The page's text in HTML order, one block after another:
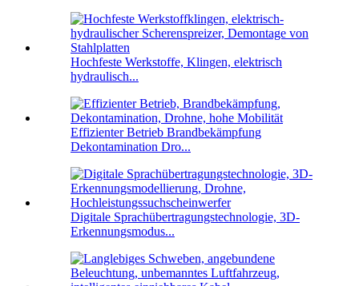
Hochfeste Werkstoffe, Klingen, elektrisch
hydraulisch...
Effizienter Betrieb Brandbekämpfung
Dekontamination Dro...
Digitale Sprachübertragungstechnologie, 3D-
Erkennungsmodus...